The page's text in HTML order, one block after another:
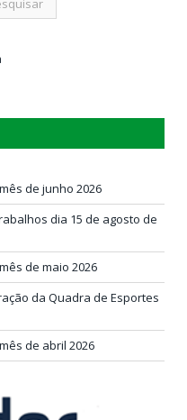
de junho 2026
dia 15 de agosto de
de maio 2026
da Quadra de Esportes
de abril 2026